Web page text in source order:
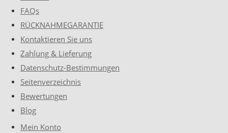
FAQs
RÜCKNAHMEGARANTIE
Kontaktieren Sie uns
Zahlung & Lieferung
Datenschutz-Bestimmungen
Seitenverzeichnis
Bewertungen
Blog
Mein Konto